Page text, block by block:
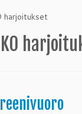
harjoitukset